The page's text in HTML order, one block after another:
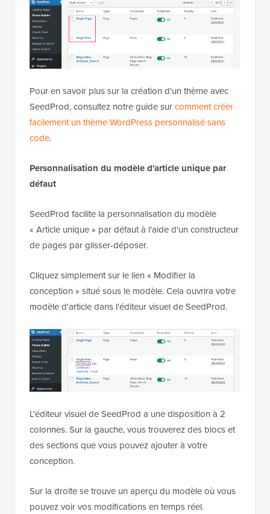
Pour en savoir plus sur la création d'un thème avec
SeedProd, consultez notre guide surcomment créer
facilement un thème WordPress personnalisé sans
code.
Personnalisation du modèle d'article unique par
défaut
SeedProd facilite la personnalisation du modèle
« Article unique » par défaut à l'aide d'un constructeur
de pages par glisser-déposer.
Cliquez simplement sur le lien « Modifier la
conception » situé sous le modèle. Cela ouvrira votre
modèle d'article dans l'éditeur visuel de SeedProd.
L'éditeur visuel de SeedProd a une disposition à 2
colonnes. Sur la gauche, vous trouverez des blocs et
des sections que vous pouvez ajouter à votre
conception.
Sur la droite se trouve un aperçu du modèle où vous
pouvez voir vos modifications en temps réel.